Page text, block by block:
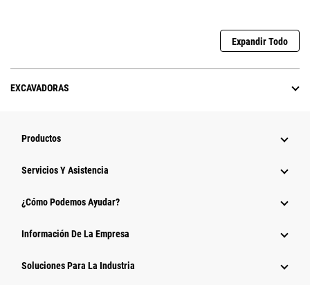
Expandir Todo
EXCAVADORAS
Productos
Servicios Y Asistencia
¿Cómo Podemos Ayudar?
Información De La Empresa
Soluciones Para La Industria